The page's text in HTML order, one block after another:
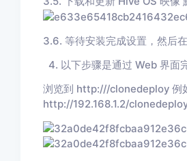
3.6. 等待安装完成设置，然后
以下步骤是通过 Web 界面
浏览到 http:///clonedeploy 例
http://192.168.1.2/